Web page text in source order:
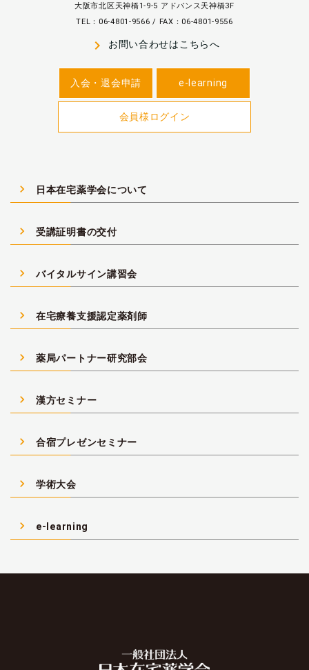
大阪市北区天神橋1-9-5 アドバンス天神橋3F
TEL：06-4801-9566 / FAX：06-4801-9556
navigate_next お問い合わせはこちらへ
入会・退会申請 e-learning
会員様ログイン
navigate_next 日本在宅薬学会について
navigate_next 受講証明書の交付
navigate_next バイタルサイン講習会
navigate_next 在宅療養支援認定薬剤師
navigate_next 薬局パートナー研究部会
navigate_next 漢方セミナー
navigate_next 合宿プレゼンセミナー
navigate_next 学術大会
navigate_next e-learning